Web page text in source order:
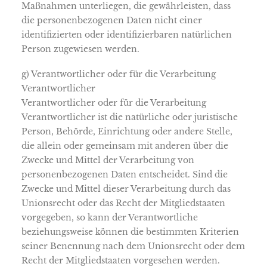
Maßnahmen unterliegen, die gewährleisten, dass
die personenbezogenen Daten nicht einer
identifizierten oder identifizierbaren natürlichen
Person zugewiesen werden.
g) Verantwortlicher oder für die Verarbeitung
Verantwortlicher
Verantwortlicher oder für die Verarbeitung
Verantwortlicher ist die natürliche oder juristische
Person, Behörde, Einrichtung oder andere Stelle,
die allein oder gemeinsam mit anderen über die
Zwecke und Mittel der Verarbeitung von
personenbezogenen Daten entscheidet. Sind die
Zwecke und Mittel dieser Verarbeitung durch das
Unionsrecht oder das Recht der Mitgliedstaaten
vorgegeben, so kann der Verantwortliche
beziehungsweise können die bestimmten Kriterien
seiner Benennung nach dem Unionsrecht oder dem
Recht der Mitgliedstaaten vorgesehen werden.